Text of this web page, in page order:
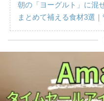
朝の「ヨーグルト」に混
まとめて補える食材3選